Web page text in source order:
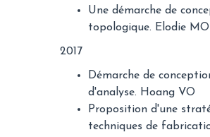
Une démarche de
topologique. Elodie
2017
Démarche de
d'analyse. Hoang VO
Proposition d'une
techniques de